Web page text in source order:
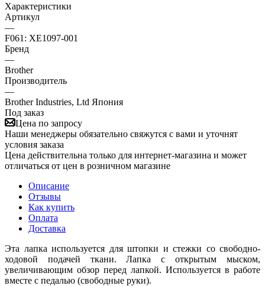
Характеристики
Артикул
—
F061: ХЕ1097-001
Бренд
—
Brother
Производитель
—
Brother Industries, Ltd Япония
Под заказ
Цена по запросу
Наши менеджеры обязательно свяжутся с вами и уточнят
условия заказа
Цена действительна только для интернет-магазина и может
отличаться от цен в розничном магазине
Описание
Отзывы
Как купить
Оплата
Доставка
Эта лапка используется для штопки и стежки со свободно-
ходовой подачей ткани. Лапка с открытым мыском,
увеличивающим обзор перед лапкой. Используется в работе
вместе с педалью (свободные руки).